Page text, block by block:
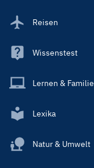
Reisen
Wissenstest
Lernen & Familie
Lexika
Natur & Umwelt